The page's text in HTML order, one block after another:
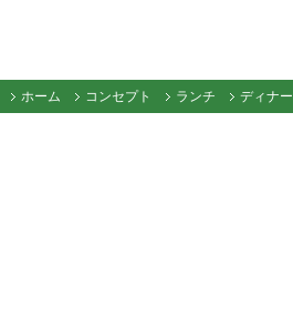
ホーム コンセプト ランチ ディナー